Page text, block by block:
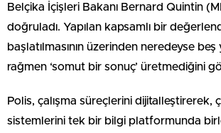
Belçika İçişleri Bakanı Bernard Quintin
doğruladı. Yapılan kapsamlı bir
başlatılmasının üzerinden neredeyse beş
rağmen ‘somut bir sonuç’ üretmediğini
Polis, çalışma süreçlerini dijitalleştirerek,
sistemlerini tek bir bilgi platformunda